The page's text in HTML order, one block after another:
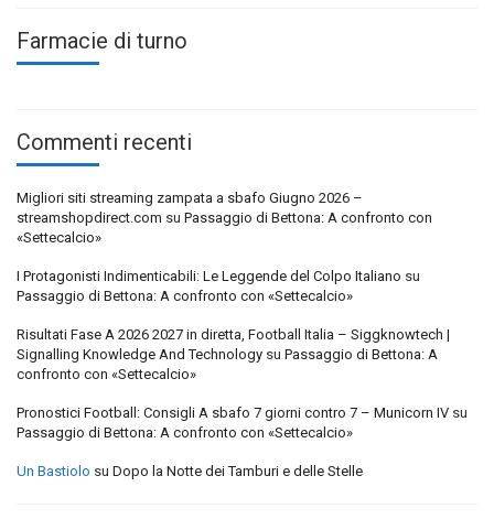
Farmacie di turno
Commenti recenti
Migliori siti streaming zampata a sbafo Giugno 2026 –
streamshopdirect.com su Passaggio di Bettona: A confronto con
«Settecalcio»
I Protagonisti Indimenticabili: Le Leggende del Colpo Italiano su
Passaggio di Bettona: A confronto con «Settecalcio»
Risultati Fase A 2026 2027 in diretta, Football Italia – Siggknowtech |
Signalling Knowledge And Technology su Passaggio di Bettona: A
confronto con «Settecalcio»
Pronostici Football: Consigli A sbafo 7 giorni contro 7 – Municorn IV su
Passaggio di Bettona: A confronto con «Settecalcio»
Un Bastiolo su Dopo la Notte dei Tamburi e delle Stelle